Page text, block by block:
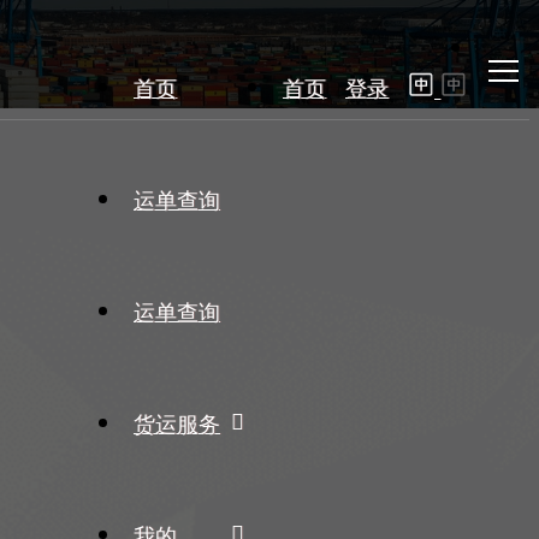
首页 登录
首页
运单查询
运单查询
货运服务